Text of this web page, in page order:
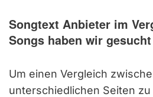
Songtext Anbieter im
Songs haben wir gesucht
Um einen Vergleich
unterschiedlichen Seiten